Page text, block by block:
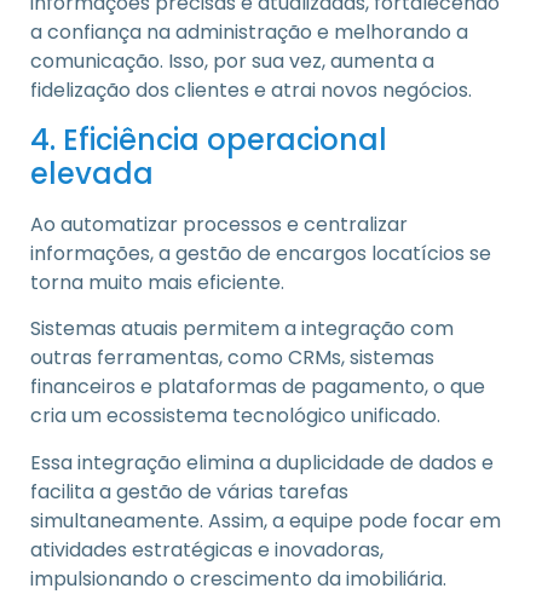
a confiança na administração e melhorando a
comunicação. Isso, por sua vez, aumenta a
fidelização dos clientes e atrai novos negócios.
4. Eficiência operacional
elevada
Ao automatizar processos e centralizar
informações, a gestão de encargos locatícios se
torna muito mais eficiente.
Sistemas atuais permitem a integração com
outras ferramentas, como CRMs, sistemas
financeiros e plataformas de pagamento, o que
cria um ecossistema tecnológico unificado.
Essa integração elimina a duplicidade de dados e
facilita a gestão de várias tarefas
simultaneamente. Assim, a equipe pode focar em
atividades estratégicas e inovadoras,
impulsionando o crescimento da imobiliária.